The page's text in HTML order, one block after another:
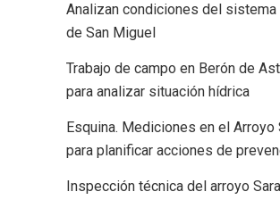
Analizan condiciones del sistema
de San Miguel
Trabajo de campo en Berón de
para analizar situación hídrica
Esquina. Mediciones en el Arroyo
para planificar acciones de
Inspección técnica del arroyo